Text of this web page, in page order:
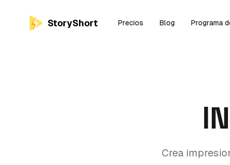
StoryShort Precios Blog Programa
Crea